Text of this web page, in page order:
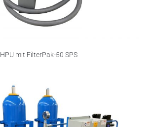
HPU mit FilterPak-50 SPS